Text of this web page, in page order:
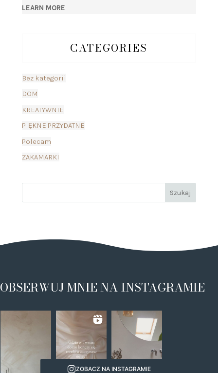
LEARN MORE
CATEGORIES
Bez kategorii
DOM
KREATYWNIE
PIĘKNE PRZYDATNE
Polecam
ZAKAMARKI
OBSERWUJ MNIE NA INSTAGRAMIE
ZOBACZ NA INSTAGRAMIE